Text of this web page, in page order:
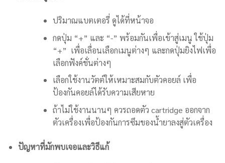
ปริมาณแบตเตอรี่ ดูได้ที่หน้าจอ
กดปุ่ม “+” และ “-” พร้อมกันเพื่อเข้าสู่เมนู ใช้ปุ่ม
“+” เพื่อเลื่อนเลือกเมนูต่างๆ และกดปุ่มยิงไฟเพื่อ
เลือกฟังค์ชั่นต่างๆ
เลือกใช้งานวัตต์ให้เหมาะสมกับตัวคอยล์ เพื่อ
ป้องกันคอยล์ได้รับความเสียหาย
ถ้าไม่ใช้งานนานๆ ควรถอดตัว cartridge ออกจาก
ตัวเครื่องเพื่อป้องกันการซึมของน้ำยาลงสู่ตัวเครื่อง
ปัญหาที่มักพบเจอและวิธีแก้